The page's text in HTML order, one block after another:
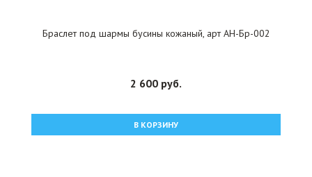
Браслет под шармы бусины кожаный, арт АН-Бр-002
2 600 руб.
В КОРЗИНУ